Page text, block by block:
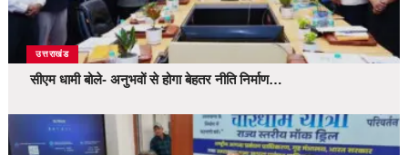
उत्तराखंड
सीएम धामी बोले- अनुभवों से होगा बेहतर नीति निर्माण…